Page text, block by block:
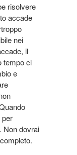
risolvere
accade
nei
il
tempo ci
e
per
Non dovrai